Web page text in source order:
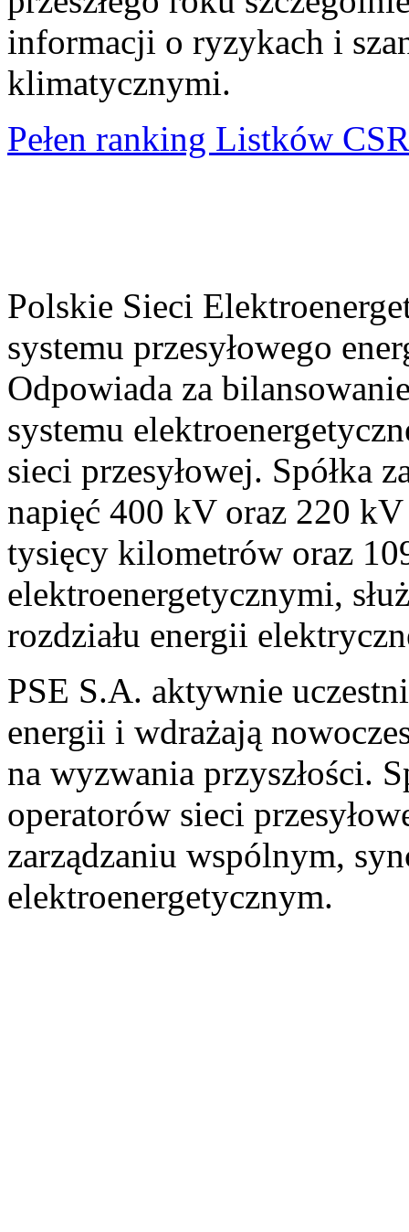
informacji o ryzykach i
klimatycznymi.
Pełen ranking Listków CSR
Polskie Sieci
systemu przesyłowego
Odpowiada za
systemu
sieci przesyłowej. Spółka
napięć 400 kV oraz 220 kV
tysięcy kilometrów oraz
elektroenergetycznymi,
rozdziału energii
PSE S.A. aktywnie
energii i wdrażają
na wyzwania przyszłości.
operatorów sieci
zarządzaniu wspólnym,
elektroenergetycznym.